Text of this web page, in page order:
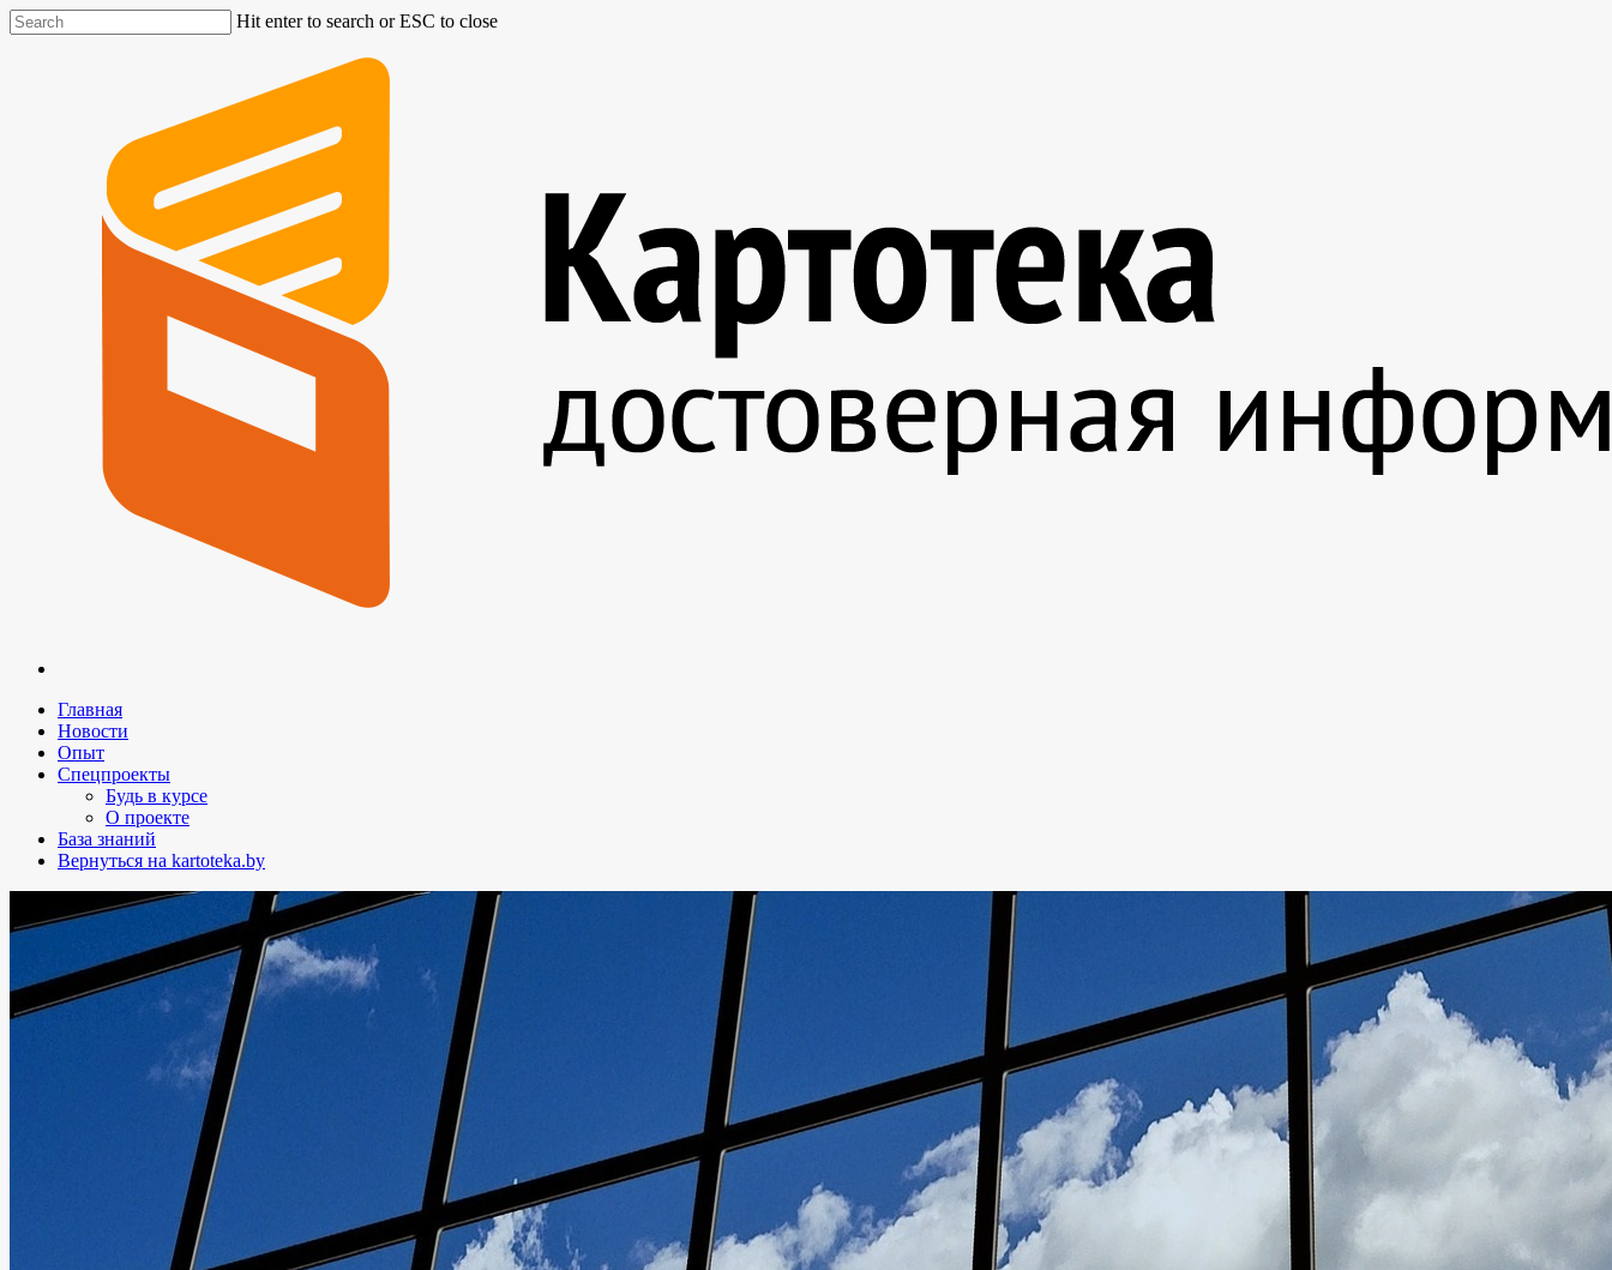
Hit enter to search or ESC to close
Главная
Новости
Опыт
Спецпроекты
Будь в курсе
О проекте
База знаний
Вернуться на kartoteka.by